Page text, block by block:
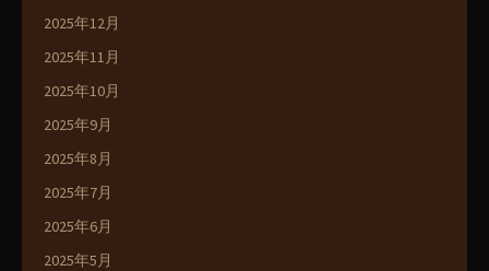
2025年12月
2025年11月
2025年10月
2025年9月
2025年8月
2025年7月
2025年6月
2025年5月